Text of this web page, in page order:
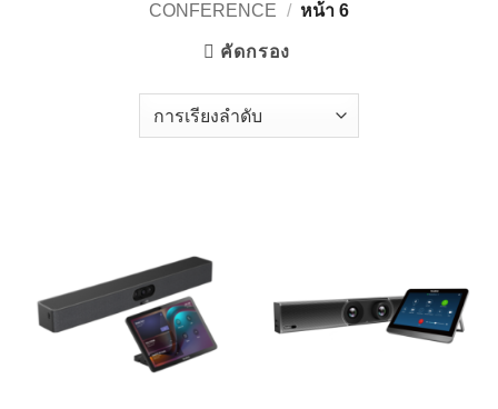
CONFERENCE / หน้า 6
คัดกรอง